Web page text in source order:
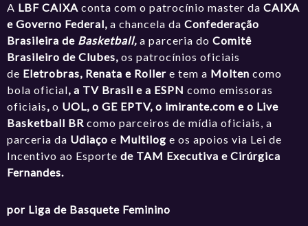
A LBF CAIXA conta com o patrocínio master daCAIXA
e Governo Federal,a chancela daConfederação
Brasileira de Basketball, a parceria doComitê
Brasileiro de Clubes,os patrocínios oficiais
de Eletrobras, Renata e Rollere tem a Moltencomo
bola oficial, a TV Brasil e a ESPNcomo emissoras
oficiais,o UOL, o GE EPTV, o imirante.com e o Live
Basketball BR como parceiros de mídia oficiais, a
parceria da Udiaçoe Multilog e os apoios via Lei de
Incentivo ao Esporte de TAM Executiva e Cirúrgica
Fernandes.
por Liga de Basquete Feminino